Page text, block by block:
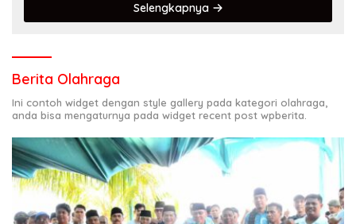
Selengkapnya
Berita Olahraga
Ini contoh widget dengan style gallery pada kategori olahraga,
anda bisa mengaturnya pada widget recent post wpberita.